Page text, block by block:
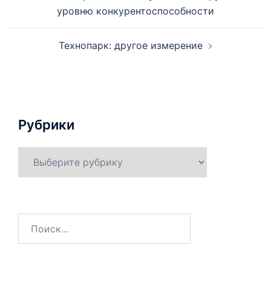
уровню конкурентоспособности
Технопарк: другое измерение
Рубрики